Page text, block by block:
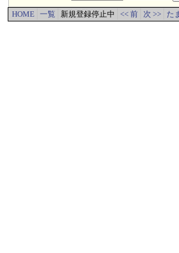
HOME 一覧 新規登録停止中 << 前 次 >> た